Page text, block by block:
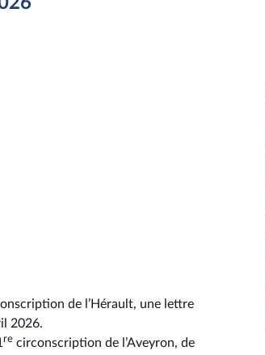
de l’Hérault, une lettre
2026.
re circonscription de l’Aveyron, de